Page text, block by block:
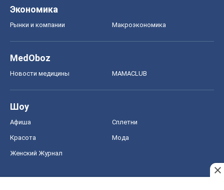
Экономика
Рынки и компании Mакроэкономика
MedOboz
Новости медицины MAMACLUB
Шоу
Афиша Сплетни
Красота Мода
Женский Журнал